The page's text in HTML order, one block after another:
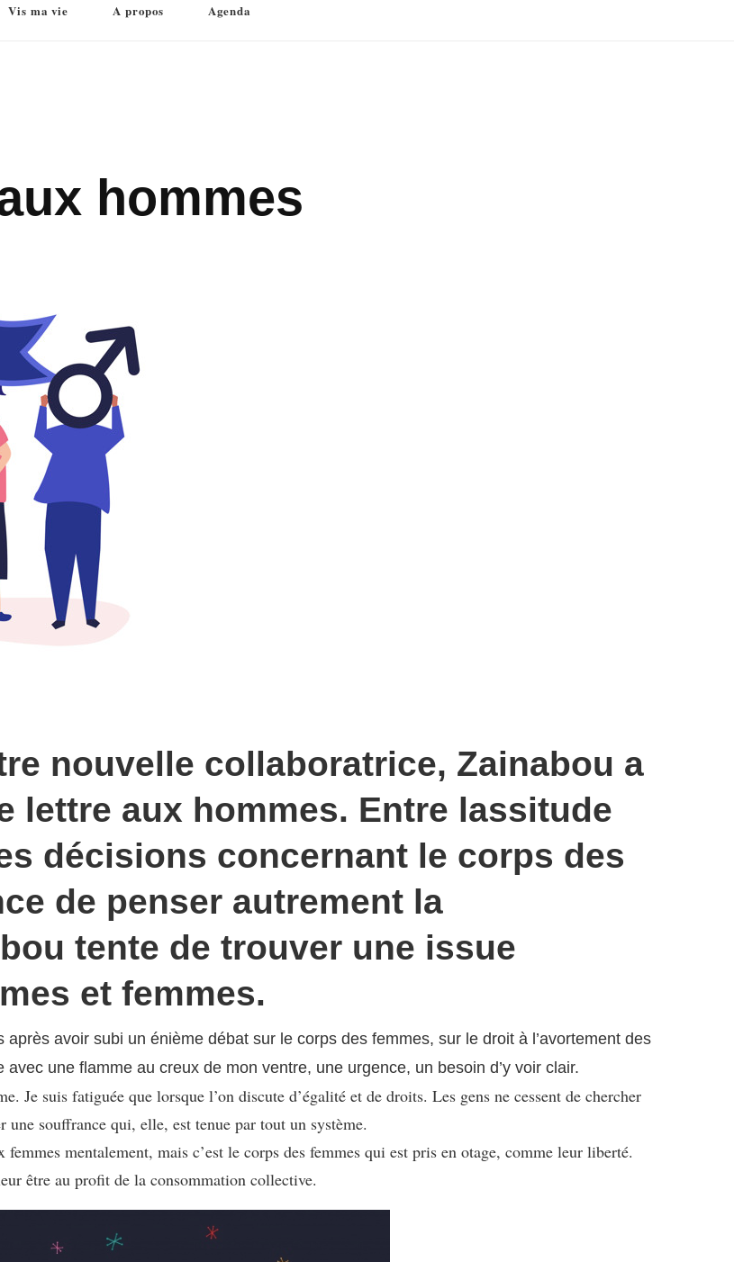
Vis ma vie A propos Agenda
hommes
nouvelle collaboratrice, Zainabou a
lettre aux hommes. Entre lassitude
décisions concernant le corps des
de penser autrement la
tente de trouver une issue
et femmes.
avoir subi un énième débat sur le corps des femmes, sur le droit à l’avortement des
une flamme au creux de mon ventre, une urgence, un besoin d’y voir clair.
Je suis fatiguée que lorsque l’on discute d’égalité et de droits. Les gens ne cessent de chercher
souffrance qui, elle, est tenue par tout un système.
mentalement, mais c’est le corps des femmes qui est pris en otage, comme leur liberté.
être au profit de la consommation collective.